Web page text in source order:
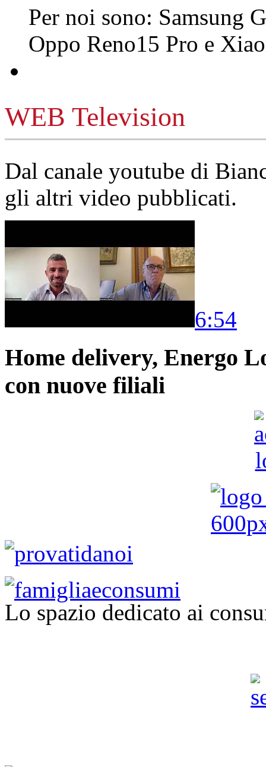
Per noi sono: Samsung
Oppo Reno15 Pro e
WEB Television
Dal canale youtube di
gli altri video pubblicati.
6:54
Home delivery, Energo
con nuove filiali
Lo spazio dedicato ai